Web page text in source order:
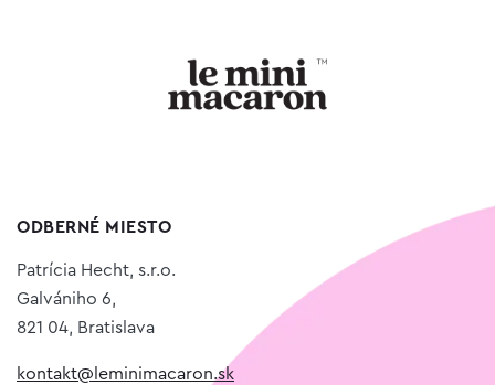
ODBERNÉ MIESTO
Patrícia Hecht, s.r.o.
Galvániho 6,
821 04, Bratislava
kontakt@leminimacaron.sk